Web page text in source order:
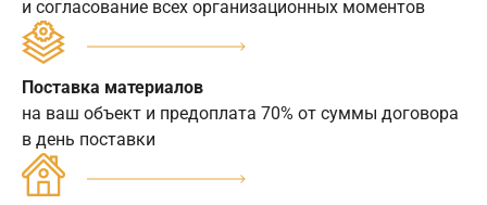
и согласование всех организационных моментов
Поставка материалов
на ваш объект и предоплата 70% от суммы договора
в день поставки